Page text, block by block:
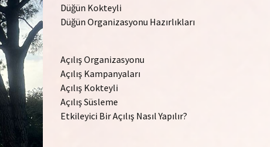
Düğün Kokteyli
Düğün Organizasyonu Hazırlıkları
Açılış Organizasyonu
Açılış Kampanyaları
Açılış Kokteyli
Açılış Süsleme
Etkileyici Bir Açılış Nasıl Yapılır?